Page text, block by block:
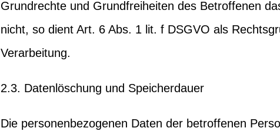
Grundrechte und Grundfreiheiten des Betroffenen
nicht, so dient Art. 6 Abs. 1 lit. f DSGVO als
Verarbeitung.
2.3. Datenlöschung und Speicherdauer
Die personenbezogenen Daten der betroffenen